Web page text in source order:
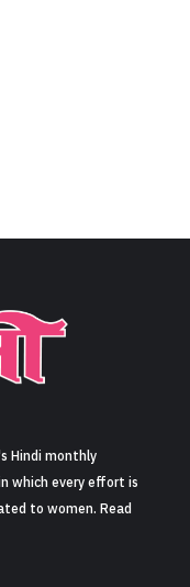
थे’ एक्ट्रेस सुष्मिता
के लिए करनी
बेच दी थी’ (‘I